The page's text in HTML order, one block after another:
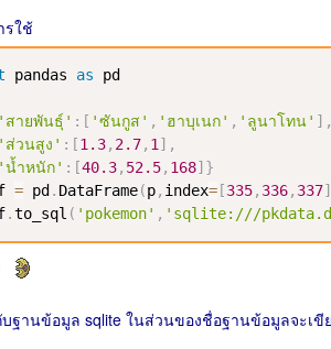
รใช้
pandas as pd
'สายพันธุ์' : [ 'ซันกูส' , 'ฮาบุเนก' , 'ลูนาโทน' ] ,
'ส่วนสูง' : [1.3, 2.7, 1 ] ,
'น้ำหนัก' : [40.3, 52.5, 168] }
= pd . DataFrame(p, index= [335, 336, 337]
.to_sql ( 'pokemon' , 'sqlite:///
ฐานข้อมูล sqlite ในส่วนของชื่อฐานข้อมูลจะเขี